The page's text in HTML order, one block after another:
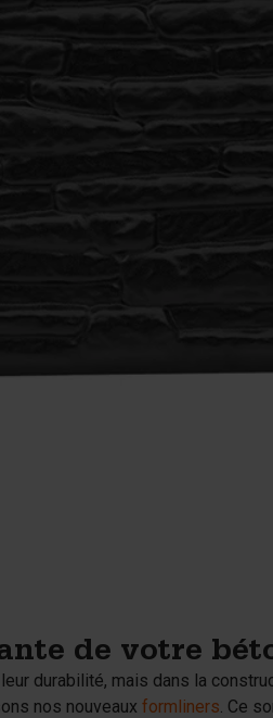
de votre
durabilité, mais dans la
nos nouveaux formliners. Ce